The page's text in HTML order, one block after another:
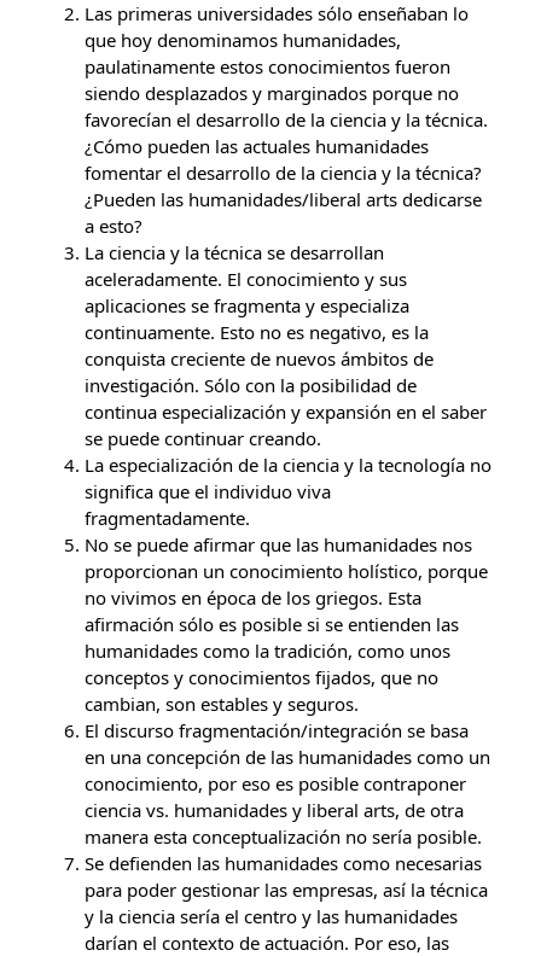
Las primeras universidades sólo enseñaban lo
que hoy denominamos humanidades,
paulatinamente estos conocimientos fueron
siendo desplazados y marginados porque no
favorecían el desarrollo de la ciencia y la técnica.
¿Cómo pueden las actuales humanidades
fomentar el desarrollo de la ciencia y la técnica?
¿Pueden las humanidades/liberal arts dedicarse
a esto?
La ciencia y la técnica se desarrollan
aceleradamente. El conocimiento y sus
aplicaciones se fragmenta y especializa
continuamente. Esto no es negativo, es la
conquista creciente de nuevos ámbitos de
investigación. Sólo con la posibilidad de
continua especialización y expansión en el saber
se puede continuar creando.
La especialización de la ciencia y la tecnología no
significa que el individuo viva
fragmentadamente.
No se puede afirmar que las humanidades nos
proporcionan un conocimiento holístico, porque
no vivimos en época de los griegos. Esta
afirmación sólo es posible si se entienden las
humanidades como la tradición, como unos
conceptos y conocimientos fijados, que no
cambian, son estables y seguros.
El discurso fragmentación/integración se basa
en una concepción de las humanidades como un
conocimiento, por eso es posible contraponer
ciencia vs. humanidades y liberal arts, de otra
manera esta conceptualización no sería posible.
Se defienden las humanidades como necesarias
para poder gestionar las empresas, así la técnica
y la ciencia sería el centro y las humanidades
darían el contexto de actuación. Por eso, las